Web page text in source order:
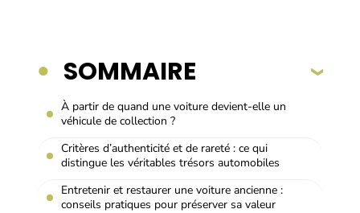
SOMMAIRE
À partir de quand une voiture devient-elle un
véhicule de collection ?
Critères d’authenticité et de rareté : ce qui
distingue les véritables trésors automobiles
Entretenir et restaurer une voiture ancienne :
conseils pratiques pour préserver sa valeur